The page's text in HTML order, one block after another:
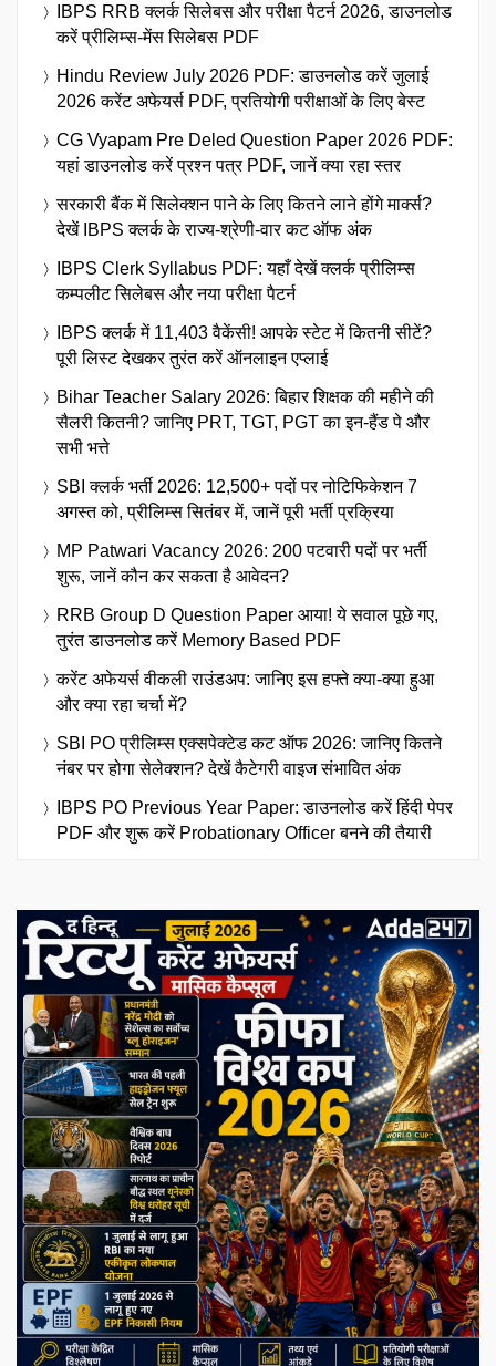
IBPS RRB क्लर्क सिलेबस और परीक्षा पैटर्न 2026, डाउनलोड
करें प्रीलिम्स-मेंस सिलेबस PDF
Hindu Review July 2026 PDF: डाउनलोड करें जुलाई
2026 करेंट अफेयर्स PDF, प्रतियोगी परीक्षाओं के लिए बेस्ट
CG Vyapam Pre Deled Question Paper 2026 PDF:
यहां डाउनलोड करें प्रश्न पत्र PDF, जानें क्या रहा स्तर
सरकारी बैंक में सिलेक्शन पाने के लिए कितने लाने होंगे मार्क्स?
देखें IBPS क्लर्क के राज्य-श्रेणी-वार कट ऑफ अंक
IBPS Clerk Syllabus PDF: यहाँ देखें क्लर्क प्रीलिम्स
कम्पलीट सिलेबस और नया परीक्षा पैटर्न
IBPS क्लर्क में 11,403 वैकेंसी! आपके स्टेट में कितनी सीटें?
पूरी लिस्ट देखकर तुरंत करें ऑनलाइन एप्लाई
Bihar Teacher Salary 2026: बिहार शिक्षक की महीने की
सैलरी कितनी? जानिए PRT, TGT, PGT का इन-हैंड पे और
सभी भत्ते
SBI क्लर्क भर्ती 2026: 12,500+ पदों पर नोटिफिकेशन 7
अगस्त को, प्रीलिम्स सितंबर में, जानें पूरी भर्ती प्रक्रिया
MP Patwari Vacancy 2026: 200 पटवारी पदों पर भर्ती
शुरू, जानें कौन कर सकता है आवेदन?
RRB Group D Question Paper आया! ये सवाल पूछे गए,
तुरंत डाउनलोड करें Memory Based PDF
करेंट अफेयर्स वीकली राउंडअप: जानिए इस हफ्ते क्या-क्या हुआ
और क्या रहा चर्चा में?
SBI PO प्रीलिम्स एक्सपेक्टेड कट ऑफ 2026: जानिए कितने
नंबर पर होगा सेलेक्शन? देखें कैटेगरी वाइज संभावित अंक
IBPS PO Previous Year Paper: डाउनलोड करें हिंदी पेपर
PDF और शुरू करें Probationary Officer बनने की तैयारी